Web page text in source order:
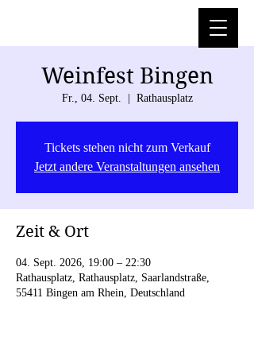
Weinfest Bingen
Fr., 04. Sept. Rathausplatz
Tickets stehen nicht zum Verkauf
Jetzt andere Veranstaltungen ansehen
Zeit & Ort
04. Sept. 2026, 19:00 – 22:30
Rathausplatz, Rathausplatz, Saarlandstraße,
55411 Bingen am Rhein, Deutschland